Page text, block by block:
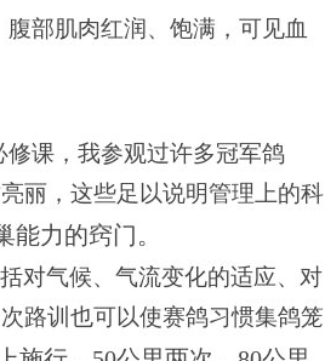
部肌肉红润、饱满，可见血
课，我参观过许多冠军鸽
丽，这些足以说明管理上的科
力的窍门。
对气候、气流变化的适应、对
路训也可以使赛鸽习惯集鸽笼